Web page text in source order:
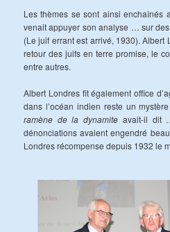
Les thèmes se sont ainsi enchaînés
venait appuyer son analyse … sur
(Le juif errant est arrivé, 1930).
retour des juifs en terre promise, le
entre autres.
Albert Londres fit également office
dans l’océan indien reste un
ramène de la dynamite avait-il dit
dénonciations avaient engendré
Londres récompense depuis 1932 le